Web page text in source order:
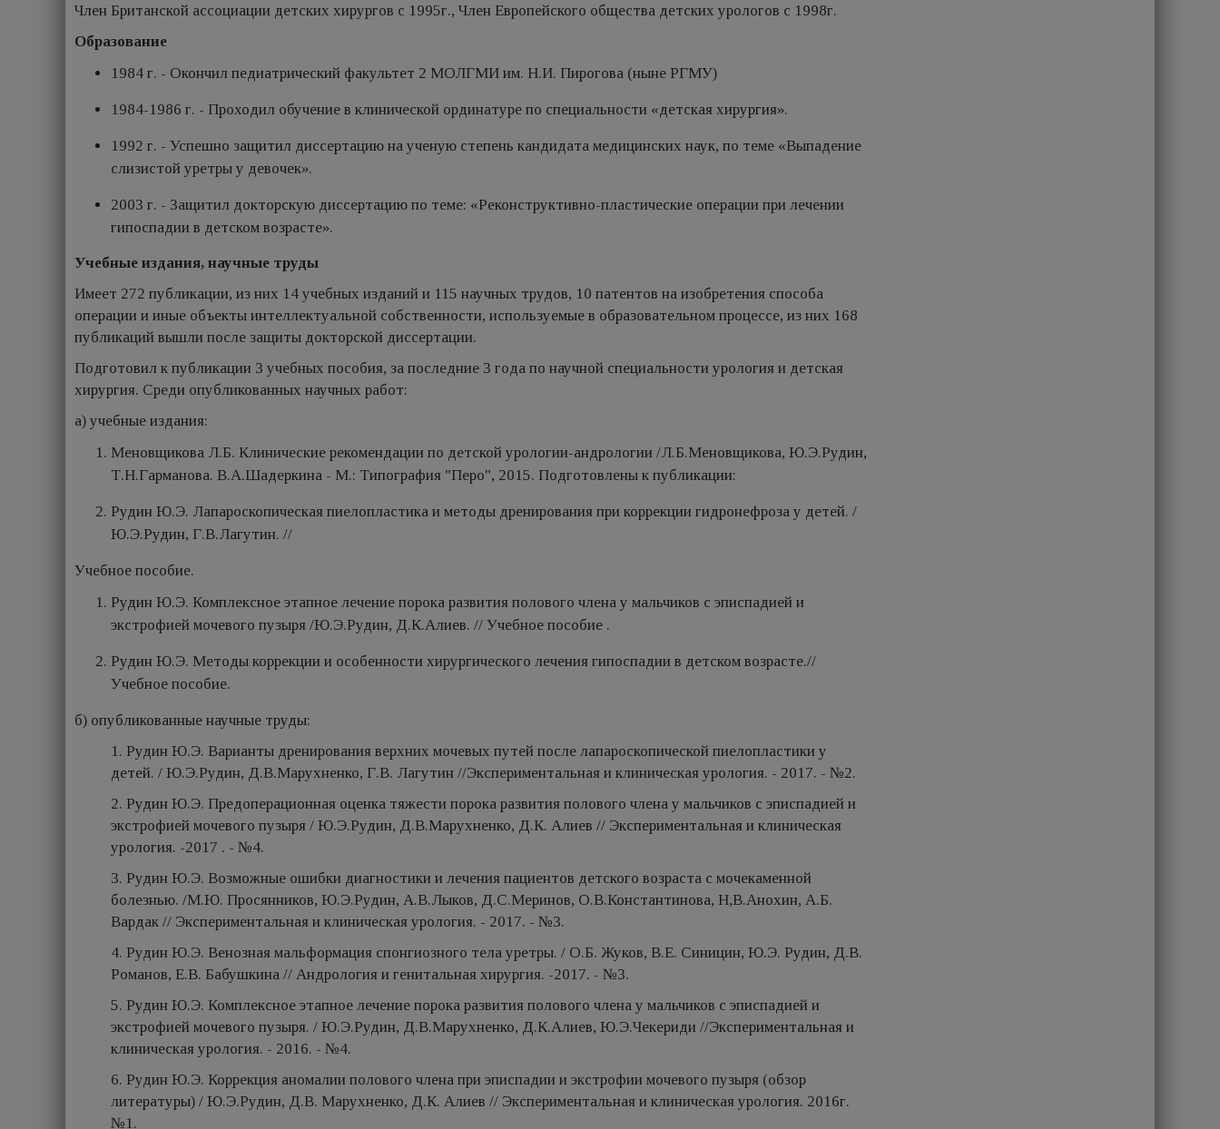
Член Британской ассоциации детских хирургов с 1995г., Член Европейского общества детских урологов с 1998г.
Образование
1984 г. - Окончил педиатрический факультет 2 МОЛГМИ им. Н.И. Пирогова (ныне РГМУ)
1984-1986 г. - Проходил обучение в клинической ординатуре по специальности «детская хирургия».
1992 г. - Успешно защитил диссертацию на ученую степень кандидата медицинских наук, по теме «Выпадение
слизистой уретры у девочек».
2003 г. - Защитил докторскую диссертацию по теме: «Реконструктивно-пластические операции при лечении
гипоспадии в детском возрасте».
Учебные издания, научные труды
Имеет 272 публикации, из них 14 учебных изданий и 115 научных трудов, 10 патентов на изобретения способа
операции и иные объекты интеллектуальной собственности, используемые в образовательном процессе, из них 168
публикаций вышли после защиты докторской диссертации.
Подготовил к публикации 3 учебных пособия, за последние 3 года по научной специальности урология и детская
хирургия. Среди опубликованных научных работ:
а) учебные издания:
Меновщикова Л.Б. Клинические рекомендации по детской урологии-андрологии /Л.Б.Меновщикова, Ю.Э.Рудин,
Т.Н.Гарманова. В.А.Шадеркина - М.: Типография "Перо", 2015. Подготовлены к публикации:
Рудин Ю.Э. Лапароскопическая пиелопластика и методы дренирования при коррекции гидронефроза у детей. /
Ю.Э.Рудин, Г.В.Лагутин. //
Учебное пособие.
Рудин Ю.Э. Комплексное этапное лечение порока развития полового члена у мальчиков с эписпадией и
экстрофией мочевого пузыря /Ю.Э.Рудин, Д.К.Алиев. // Учебное пособие .
Рудин Ю.Э. Методы коррекции и особенности хирургического лечения гипоспадии в детском возрасте.//
Учебное пособие.
б) опубликованные научные труды:
1. Рудин Ю.Э. Варианты дренирования верхних мочевых путей после лапароскопической пиелопластики у
детей. / Ю.Э.Рудин, Д.В.Марухненко, Г.В. Лагутин //Экспериментальная и клиническая урология. - 2017. - №2.
2. Рудин Ю.Э. Предоперационная оценка тяжести порока развития полового члена у мальчиков с эписпадией и
экстрофией мочевого пузыря / Ю.Э.Рудин, Д.В.Марухненко, Д.К. Алиев // Экспериментальная и клиническая
урология. -2017 . - №4.
3. Рудин Ю.Э. Возможные ошибки диагностики и лечения пациентов детского возраста с мочекаменной
болезнью. /М.Ю. Просянников, Ю.Э.Рудин, А.В.Лыков, Д.С.Меринов, О.В.Константинова, Н,В.Анохин, А.Б.
Вардак // Экспериментальная и клиническая урология. - 2017. - №3.
4. Рудин Ю.Э. Венозная мальформация спонгиозного тела уретры. / О.Б. Жуков, В.Е. Синицин, Ю.Э. Рудин, Д.В.
Романов, Е.В. Бабушкина // Андрология и генитальная хирургия. -2017. - №3.
5. Рудин Ю.Э. Комплексное этапное лечение порока развития полового члена у мальчиков с эписпадией и
экстрофией мочевого пузыря. / Ю.Э.Рудин, Д.В.Марухненко, Д.К.Алиев, Ю.Э.Чекериди //Экспериментальная и
клиническая урология. - 2016. - №4.
6. Рудин Ю.Э. Коррекция аномалии полового члена при эписпадии и экстрофии мочевого пузыря (обзор
литературы) / Ю.Э.Рудин, Д.В. Марухненко, Д.К. Алиев // Экспериментальная и клиническая урология. 2016г.
№1.